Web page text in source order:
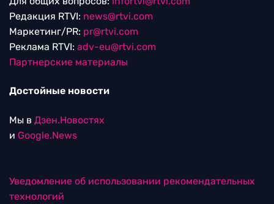
Редакция RTVI: news@rtvi.com
Маркетинг/PR: pr@rtvi.com
Реклама RTVI: adv-eu@rtvi.com
Партнерские материалы
Достойные новости
Мы в Дзен.Новостях
и Google.News
Уведомление об использовании рекомендательных
технологий